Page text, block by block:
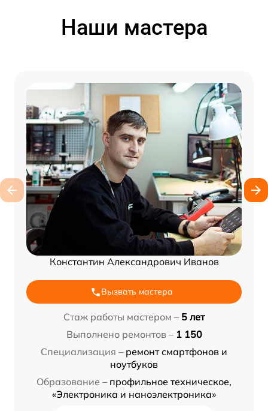
Наши мастера
Константин Александрович Иванов
Вызвать мастера
Стаж работы мастером – 5 лет
Выполнено ремонтов – 1 150
Специализация – ремонт смартфонов и
ноутбуков
Образование – профильное техническое,
«Электроника и наноэлектроника»